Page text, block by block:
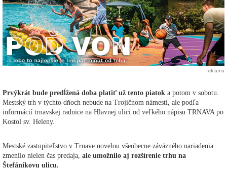
reklama
Prvýkrát bude predĺžená doba platiť už tento piatok a potom v sobotu.
Mestský trh v týchto dňoch nebude na Trojičnom námestí, ale podľa
informácií trnavskej radnice na Hlavnej ulici od veľkého nápisu TRNAVA po
Kostol sv. Heleny.
Mestské zastupiteľstvo v Trnave novelou všeobecne záväzného nariadenia
zmenilo nielen čas predaja, ale umožnilo aj rozšírenie trhu na
Štefánikovu ulicu.